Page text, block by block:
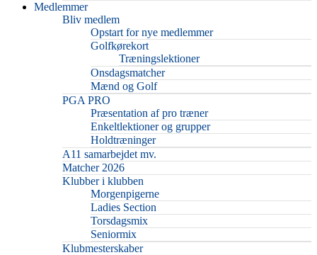
Medlemmer
Bliv medlem
Opstart for nye medlemmer
Golfkørekort
Træningslektioner
Onsdagsmatcher
Mænd og Golf
PGA PRO
Præsentation af pro træner
Enkeltlektioner og grupper
Holdtræninger
A11 samarbejdet mv.
Matcher 2026
Klubber i klubben
Morgenpigerne
Ladies Section
Torsdagsmix
Seniormix
Klubmesterskaber